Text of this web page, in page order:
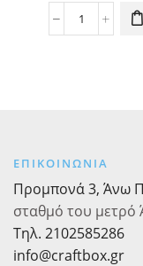
μπορούν να
ΕΠΙΚΟΙΝΩΝΙΑ
Προμπονά 3, Άνω
σταθμό του μετρό
Τηλ. 2102585286
info@craftbox.gr